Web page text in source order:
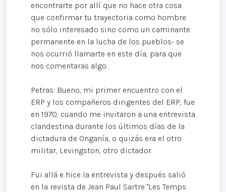
encontrarte por allí que no hace otra cosa
que confirmar tu trayectoria como hombre
no sólo interesado sino como un caminante
permanente en la lucha de los pueblos- se
nos ocurrió llamarte en este día, para que
nos comentaras algo.
Petras: Bueno, mi primer encuentro con el
ERP y los compañeros dirigentes del ERP, fue
en 1970, cuando me invitaron a una entrevista
clandestina durante los últimos días de la
dictadura de Onganía, o quizás era el otro
militar, Levingston, otro dictador.
Fui allá e hice la entrevista y después salió
en la revista de Jean Paul Sartre "Les Temps